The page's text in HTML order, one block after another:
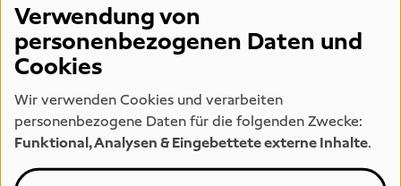
Verwendung von
personenbezogenen Daten und
Cookies
Wir verwenden Cookies und verarbeiten
personenbezogene Daten für die folgenden Zwecke:
Funktional, Analysen & Eingebettete externe Inhalte.